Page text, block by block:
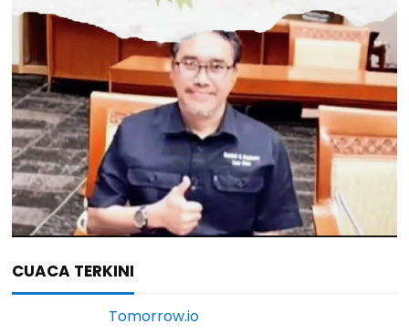
CUACA TERKINI